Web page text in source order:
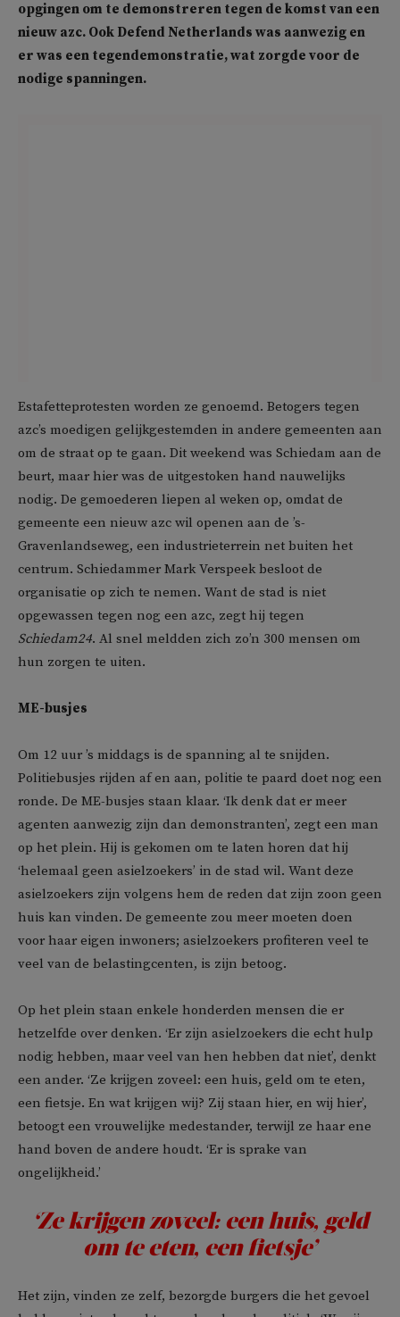
opgingen om te demonstreren tegen de komst van een
nieuw azc. Ook Defend Netherlands was aanwezig en
er was een tegendemonstratie, wat zorgde voor de
nodige spanningen.
Estafetteprotesten worden ze genoemd. Betogers tegen
azc’s moedigen gelijkgestemden in andere gemeenten aan
om de straat op te gaan. Dit weekend was Schiedam aan de
beurt, maar hier was de uitgestoken hand nauwelijks
nodig. De gemoederen liepen al weken op, omdat de
gemeente een nieuw azc wil openen aan de ’s-
Gravenlandseweg, een industrieterrein net buiten het
centrum. Schiedammer Mark Verspeek besloot de
organisatie op zich te nemen. Want de stad is niet
opgewassen tegen nog een azc, zegt hij tegen
Schiedam24. Al snel meldden zich zo’n 300 mensen om
hun zorgen te uiten.
ME-busjes
Om 12 uur ’s middags is de spanning al te snijden.
Politiebusjes rijden af en aan, politie te paard doet nog een
ronde. De ME-busjes staan klaar. ‘Ik denk dat er meer
agenten aanwezig zijn dan demonstranten’, zegt een man
op het plein. Hij is gekomen om te laten horen dat hij
‘helemaal geen asielzoekers’ in de stad wil. Want deze
asielzoekers zijn volgens hem de reden dat zijn zoon geen
huis kan vinden. De gemeente zou meer moeten doen
voor haar eigen inwoners; asielzoekers profiteren veel te
veel van de belastingcenten, is zijn betoog.
Op het plein staan enkele honderden mensen die er
hetzelfde over denken. ‘Er zijn asielzoekers die echt hulp
nodig hebben, maar veel van hen hebben dat niet’, denkt
een ander. ‘Ze krijgen zoveel: een huis, geld om te eten,
een fietsje. En wat krijgen wij? Zij staan hier, en wij hier’,
betoogt een vrouwelijke medestander, terwijl ze haar ene
hand boven de andere houdt. ‘Er is sprake van
ongelijkheid.’
‘Ze krijgen zoveel: een huis, geld
om te eten, een fietsje’
Het zijn, vinden ze zelf, bezorgde burgers die het gevoel